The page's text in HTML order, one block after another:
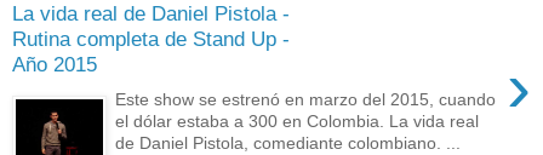
La vida real de Daniel Pistola -
Rutina completa de Stand Up -
Año 2015
›
Este show se estrenó en marzo del 2015, cuando
el dólar estaba a 300 en Colombia. La vida real
de Daniel Pistola, comediante colombiano. ...